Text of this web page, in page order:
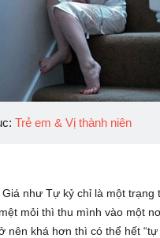
Trẻ em & Vị thành niên
Giá như Tự kỷ chỉ là một trạng
mỏi thì thu mình vào một
nên khá hơn thì có thể hết “tự